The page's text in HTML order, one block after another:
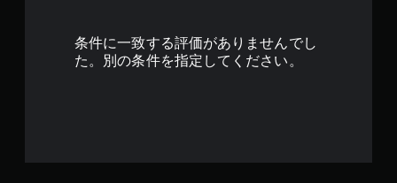
条件に一致する評価がありませんでし
た。別の条件を指定してください。